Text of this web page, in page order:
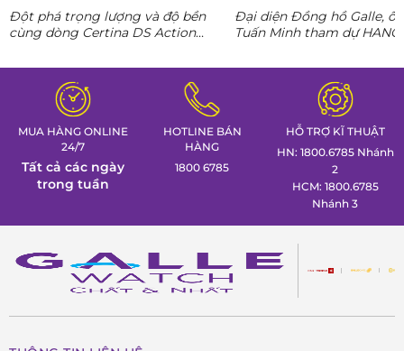
Đột phá trọng lượng và độ bền
cùng dòng Certina DS Action
tác thể thao cá tính nhất trong
Tuần lễ đồng hồ Thụy Sỹ cùng
Đồng hồ Galle!
phong thái lãnh đạo kỷ
nguyên AI
Đại diện Đồng hồ Galle,
Tuấn Minh tham dự
gian trưng bày đồng hồ
định hình phong thái lãnh
MUA HÀNG ONLINE
24/7
Tất cả các ngày
trong tuần
HOTLINE BÁN
HÀNG
1800 6785
HỖ TRỢ KĨ THUẬT
HN: 1800.6785 Nhánh
2
HCM: 1800.6785
Nhánh 3